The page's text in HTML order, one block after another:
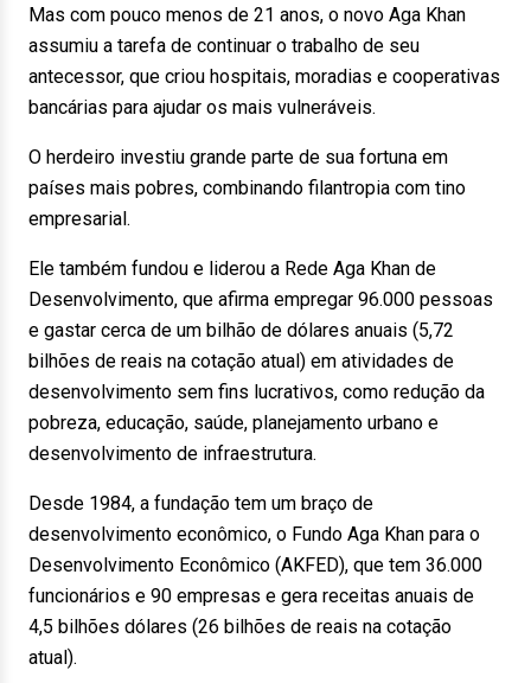
Mas com pouco menos de 21 anos, o novo Aga Khan
assumiu a tarefa de continuar o trabalho de seu
antecessor, que criou hospitais, moradias e cooperativas
bancárias para ajudar os mais vulneráveis.
O herdeiro investiu grande parte de sua fortuna em
países mais pobres, combinando filantropia com tino
empresarial.
Ele também fundou e liderou a Rede Aga Khan de
Desenvolvimento, que afirma empregar 96.000 pessoas
e gastar cerca de um bilhão de dólares anuais (5,72
bilhões de reais na cotação atual) em atividades de
desenvolvimento sem fins lucrativos, como redução da
pobreza, educação, saúde, planejamento urbano e
desenvolvimento de infraestrutura.
Desde 1984, a fundação tem um braço de
desenvolvimento econômico, o Fundo Aga Khan para o
Desenvolvimento Econômico (AKFED), que tem 36.000
funcionários e 90 empresas e gera receitas anuais de
4,5 bilhões dólares (26 bilhões de reais na cotação
atual).